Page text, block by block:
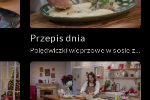
Przepis dnia
Polędwiczki wieprzowe w sosie z
zielonym pieprzem z kopytkami